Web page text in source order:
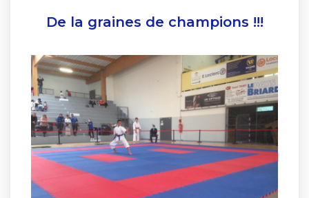
De la graines de champions !!!